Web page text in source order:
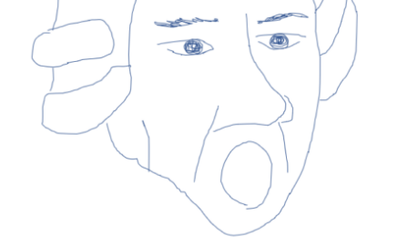
個人情報の取り扱いについて
1号館総合受付：〒194-0022 東京都町田市森野1-7-8
TEL：042-729-1026 (平日8時30分〜17時30分)